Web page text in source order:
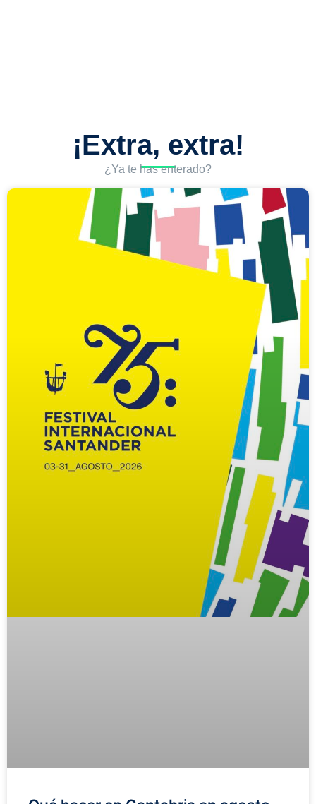
¡Extra, extra!
¿Ya te has enterado?